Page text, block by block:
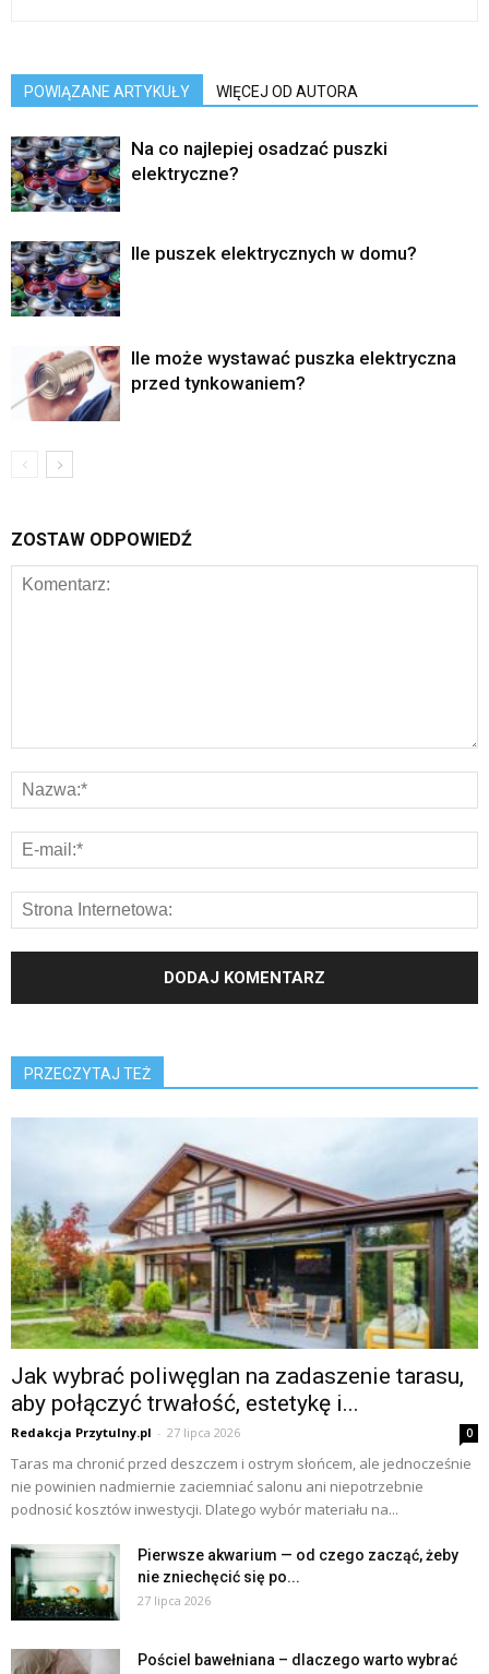
POWIĄZANE ARTYKUŁY WIĘCEJ OD AUTORA
Na co najlepiej osadzać puszki
elektryczne?
Ile puszek elektrycznych w domu?
Ile może wystawać puszka elektryczna
przed tynkowaniem?
ZOSTAW ODPOWIEDŹ
PRZECZYTAJ TEŻ
Jak wybrać poliwęglan na zadaszenie tarasu,
aby połączyć trwałość, estetykę i...
Redakcja Przytulny.pl - 27 lipca 2026 0
Taras ma chronić przed deszczem i ostrym słońcem, ale jednocześnie
nie powinien nadmiernie zaciemniać salonu ani niepotrzebnie
podnosić kosztów inwestycji. Dlatego wybór materiału na...
Pierwsze akwarium — od czego zacząć, żeby
nie zniechęcić się po...
27 lipca 2026
Pościel bawełniana – dlaczego warto wybrać